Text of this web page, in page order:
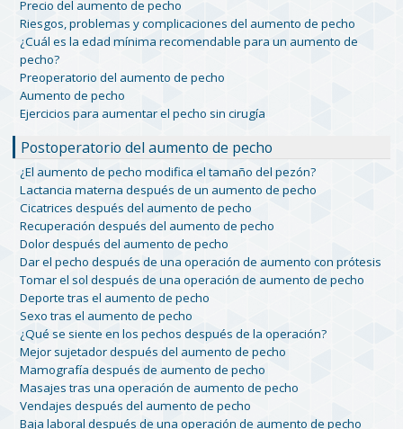
Precio del aumento de pecho
Riesgos, problemas y complicaciones del aumento de pecho
¿Cuál es la edad mínima recomendable para un aumento de
pecho?
Preoperatorio del aumento de pecho
Aumento de pecho
Ejercicios para aumentar el pecho sin cirugía
Postoperatorio del aumento de pecho
¿El aumento de pecho modifica el tamaño del pezón?
Lactancia materna después de un aumento de pecho
Cicatrices después del aumento de pecho
Recuperación después del aumento de pecho
Dolor después del aumento de pecho
Dar el pecho después de una operación de aumento con prótesis
Tomar el sol después de una operación de aumento de pecho
Deporte tras el aumento de pecho
Sexo tras el aumento de pecho
¿Qué se siente en los pechos después de la operación?
Mejor sujetador después del aumento de pecho
Mamografía después de aumento de pecho
Masajes tras una operación de aumento de pecho
Vendajes después del aumento de pecho
Baja laboral después de una operación de aumento de pecho